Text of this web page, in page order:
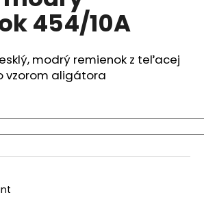
454/10A
modrý remienok z teľacej
vzorom aligátora
HĽADAŤ